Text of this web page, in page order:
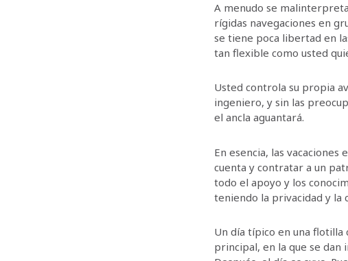
A menudo se
rígidas navegaciones en
se tiene poca libertad en
tan flexible como usted
Usted controla su propia
ingeniero, y sin las
el ancla aguantará.
En esencia, las
cuenta y contratar a un
todo el apoyo y los
teniendo la privacidad y la
Un día típico en una flotilla
principal, en la que se dan